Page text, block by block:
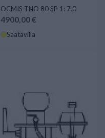
OCMIS TNO 80 SP 1: 7.0
4900,00 €
Saatavilla